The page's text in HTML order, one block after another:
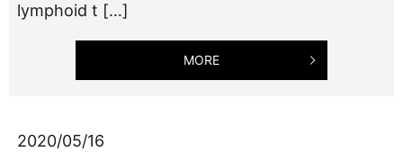
lymphoid t […]
MORE
2020/05/16